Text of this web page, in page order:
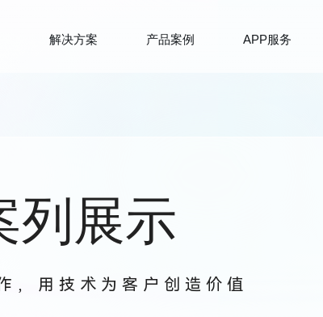
列展示
，用技术为客户创造价值
解决方案 产品案例 APP服务